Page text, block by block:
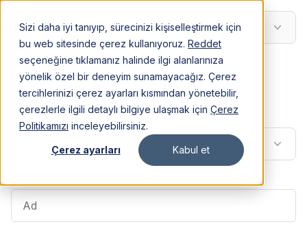
Sizi daha iyi tanıyıp, sürecinizi kişiselleştirmek için
bu web sitesinde çerez kullanıyoruz. Reddet
seçeneğine tıklamanız halinde ilgi alanlarınıza
yönelik özel bir deneyim sunamayacağız. Çerez
tercihlerinizi çerez ayarları kısmından yönetebilir,
çerezlerle ilgili detaylı bilgiye ulaşmak için Çerez
Politikamızı inceleyebilirsiniz.
Çerez ayarları Kabul et
Türkçe
Hoş Geldiniz,
Hesap Oluşturun
Hizmet Almak İstediğiniz Ülke*